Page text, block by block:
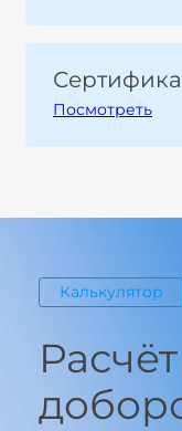
Посмотреть
Калькулятор